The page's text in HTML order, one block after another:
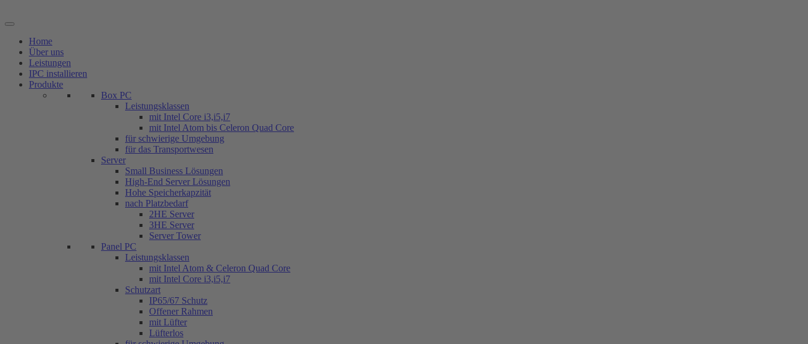
Inhalt
Home
Über uns
Leistungen
IPC installieren
Produkte
Box PC
Leistungsklassen
mit Intel Core i3,i5,i7
mit Intel Atom bis Celeron Quad Core
für schwierige Umgebung
für das Transportwesen
Server
Small Business Lösungen
High-End Server Lösungen
Hohe Speicherkapzität
nach Platzbedarf
2HE Server
3HE Server
Server Tower
Panel PC
Leistungsklassen
mit Intel Atom & Celeron Quad Core
mit Intel Core i3,i5,i7
Schutzart
IP65/67 Schutz
Offener Rahmen
mit Lüfter
Lüfterlos